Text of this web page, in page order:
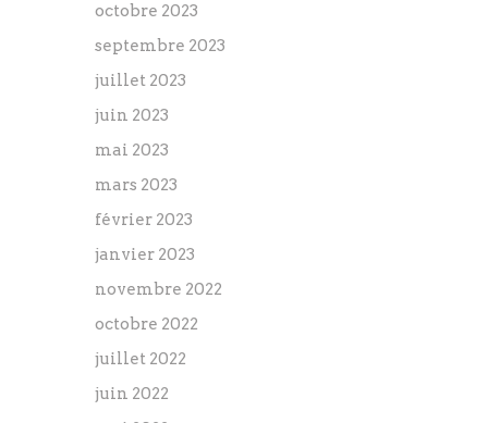
octobre 2023
septembre 2023
juillet 2023
juin 2023
mai 2023
mars 2023
février 2023
janvier 2023
novembre 2022
octobre 2022
juillet 2022
juin 2022